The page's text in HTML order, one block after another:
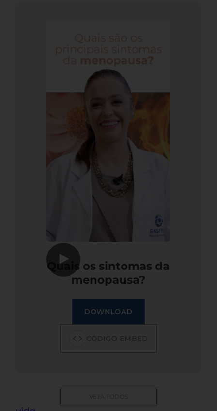
▶
Quais os sintomas da
menopausa?
DOWNLOAD
VEJA TODOS